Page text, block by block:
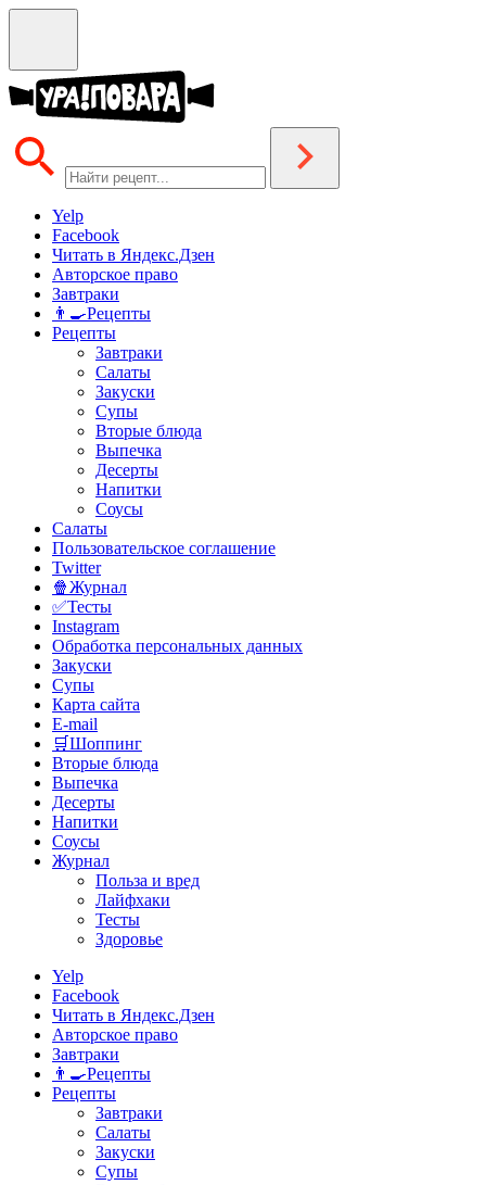
Yelp
Facebook
Читать в Яндекс.Дзен
Авторское право
Завтраки
👨‍🍳Рецепты
Рецепты
Завтраки
Салаты
Закуски
Супы
Вторые блюда
Выпечка
Десерты
Напитки
Соусы
Салаты
Пользовательское соглашение
Twitter
🍿Журнал
✅Тесты
Instagram
Обработка персональных данных
Закуски
Супы
Карта сайта
E-mail
🛒Шоппинг
Вторые блюда
Выпечка
Десерты
Напитки
Соусы
Журнал
Польза и вред
Лайфхаки
Тесты
Здоровье
Yelp
Facebook
Читать в Яндекс.Дзен
Авторское право
Завтраки
👨‍🍳Рецепты
Рецепты
Завтраки
Салаты
Закуски
Супы